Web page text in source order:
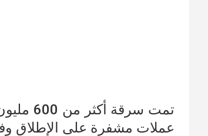
تمت
عملات مشفرة على الإطلاق